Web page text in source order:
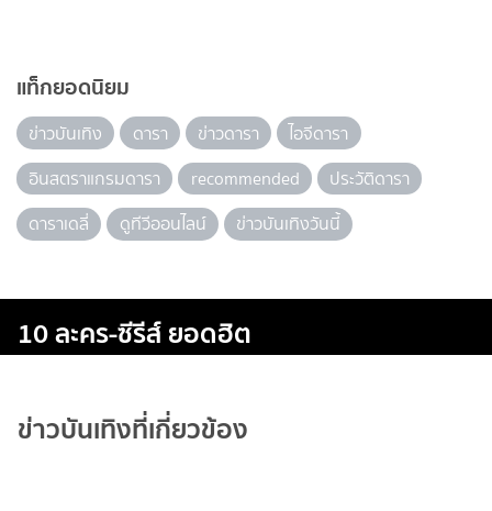
แท็กยอดนิยม
ข่าวบันเทิง ดารา ข่าวดารา
ไอจีดารา
อินสตราแกรมดารา
recommended
ประวัติดารา
ดาราเดลี่
ดูทีวีออนไลน์ ข่าวบันเทิงวันนี้
10 ละคร-ซีรีส์ ยอดฮิต
ข่าวบันเทิงที่เกี่ยวข้อง